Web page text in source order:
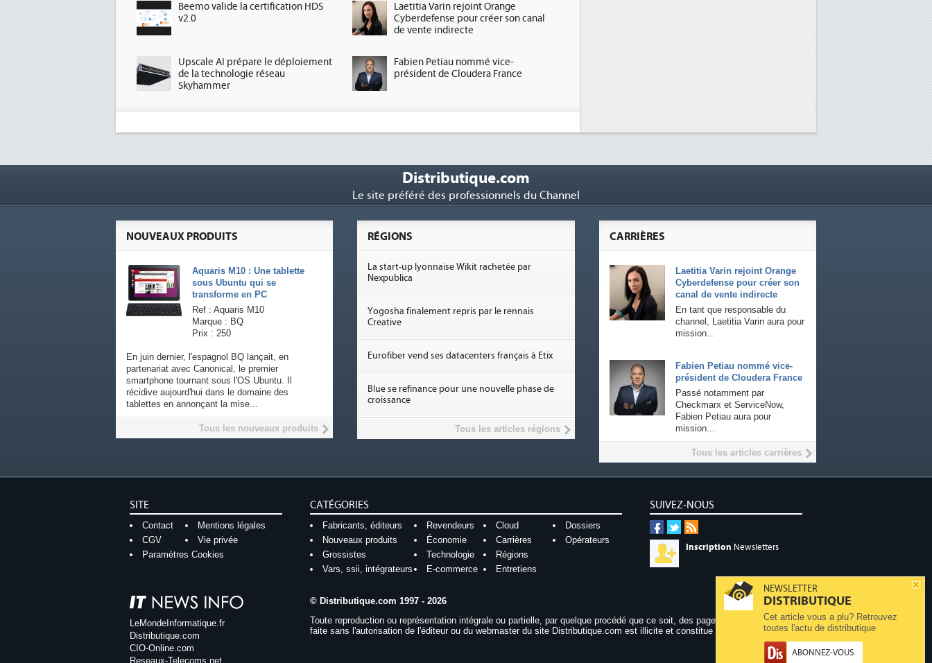
Beemo valide la certification HDS
v2.0
Laetitia Varin rejoint Orange
Cyberdefense pour créer son canal
de vente indirecte
Upscale AI prépare le déploiement
de la technologie réseau
Skyhammer
Fabien Petiau nommé vice-
président de Cloudera France
NEWSLETTER
DISTRIBUTIQUE
Cet article vous a plu? Retrouvez
toutes l'actu de distributique
ABONNEZ-VOUS
Distributique.com
Le site préféré des professionnels du Channel
CARRIÈRES
Laetitia Varin rejoint Orange
Cyberdefense pour créer son
canal de vente indirecte
En tant que responsable du
channel, Laetitia Varin aura pour
mission...
Fabien Petiau nommé vice-
président de Cloudera France
Passé notamment par
Checkmarx et ServiceNow,
Fabien Petiau aura pour
mission...
Tous les articles carrières
NOUVEAUX PRODUITS
Aquaris M10 : Une tablette
sous Ubuntu qui se
transforme en PC
Ref : Aquaris M10
Marque : BQ
Prix : 250
En juin dernier, l'espagnol BQ lançait, en
partenariat avec Canonical, le premier
smartphone tournant sous l'OS Ubuntu. Il
récidive aujourd'hui dans le domaine des
tablettes en annonçant la mise...
Tous les nouveaux produits
RÉGIONS
La start-up lyonnaise Wikit rachetée par
Nexpublica
Yogosha finalement repris par le rennais
Creative
Eurofiber vend ses datacenters français à Etix
Blue se refinance pour une nouvelle phase de
croissance
Tous les articles régions
SUIVEZ-NOUS
Inscription Newsletters
SITE
Contact
Mentions légales
CGV
Vie privée
Paramètres Cookies
CATÉGORIES
Fabricants, éditeurs Revendeurs Cloud
Dossiers
Nouveaux produits
Économie Carrières
Opérateurs
Grossistes
Technologie
Régions
Vars, ssii, intégrateurs
E-commerce Entretiens
LeMondeInformatique.fr
Distributique.com
CIO-Online.com
Reseaux-Telecoms.net
© Distributique.com 1997 - 2026
Toute reproduction ou représentation intégrale ou partielle, par quelque procédé que ce soit, des pages publiées sur ce site,
faite sans l'autorisation de l'éditeur ou du webmaster du site Distributique.com est illicite et constitue une contrefaçon.